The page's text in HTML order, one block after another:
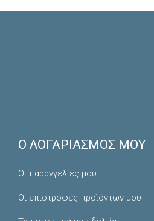
Ο ΛΟΓΑΡΙΑΣΜΌΣ ΜΟΥ
Οι παραγγελίες μου
Οι επιστροφές προϊόντων μου